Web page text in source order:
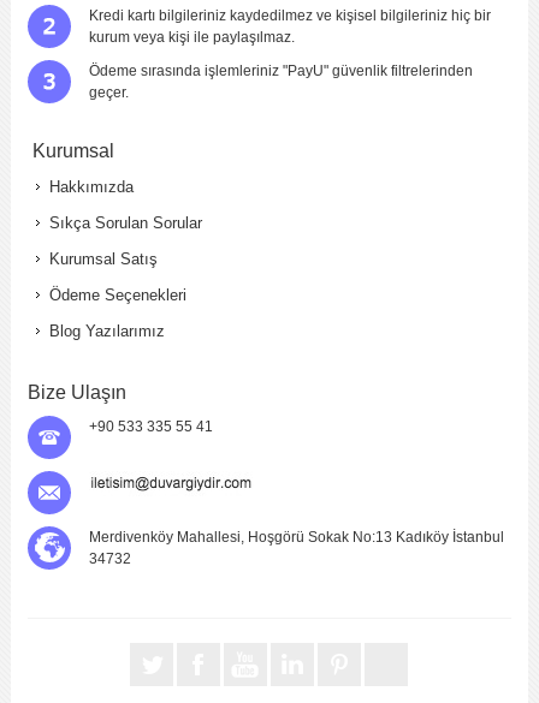
Kredi kartı bilgileriniz kaydedilmez ve kişisel bilgileriniz hiç bir
kurum veya kişi ile paylaşılmaz.
Ödeme sırasında işlemleriniz "PayU" güvenlik filtrelerinden
geçer.
Kurumsal
Hakkımızda
Sıkça Sorulan Sorular
Kurumsal Satış
Ödeme Seçenekleri
Blog Yazılarımız
Bize Ulaşın
+90 533 335 55 41
Merdivenköy Mahallesi, Hoşgörü Sokak No:13 Kadıköy İstanbul
34732